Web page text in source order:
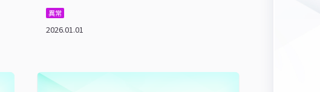
異常
2026.01.01